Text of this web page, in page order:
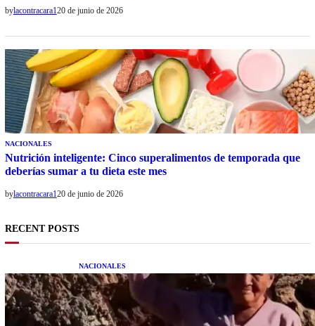
bylacontracara120 de junio de 2026
NACIONALES
Nutrición inteligente: Cinco superalimentos de temporada que
deberías sumar a tu dieta este mes
bylacontracara120 de junio de 2026
RECENT POSTS
NACIONALES
Una mujer asegura haber peleado con un
extraterrestre cuerpo a cuerpo